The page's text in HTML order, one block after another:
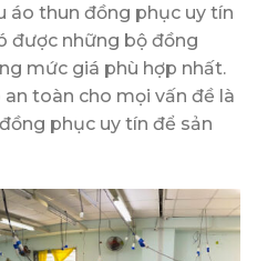
áo thun đồng phục uy tín
được những bộ đồng
mức giá phù hợp nhất.
toàn cho mọi vấn đề là
phục uy tín để sản